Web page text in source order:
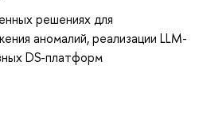
решениях для
аномалий, реализации LLM-
DS-платформ